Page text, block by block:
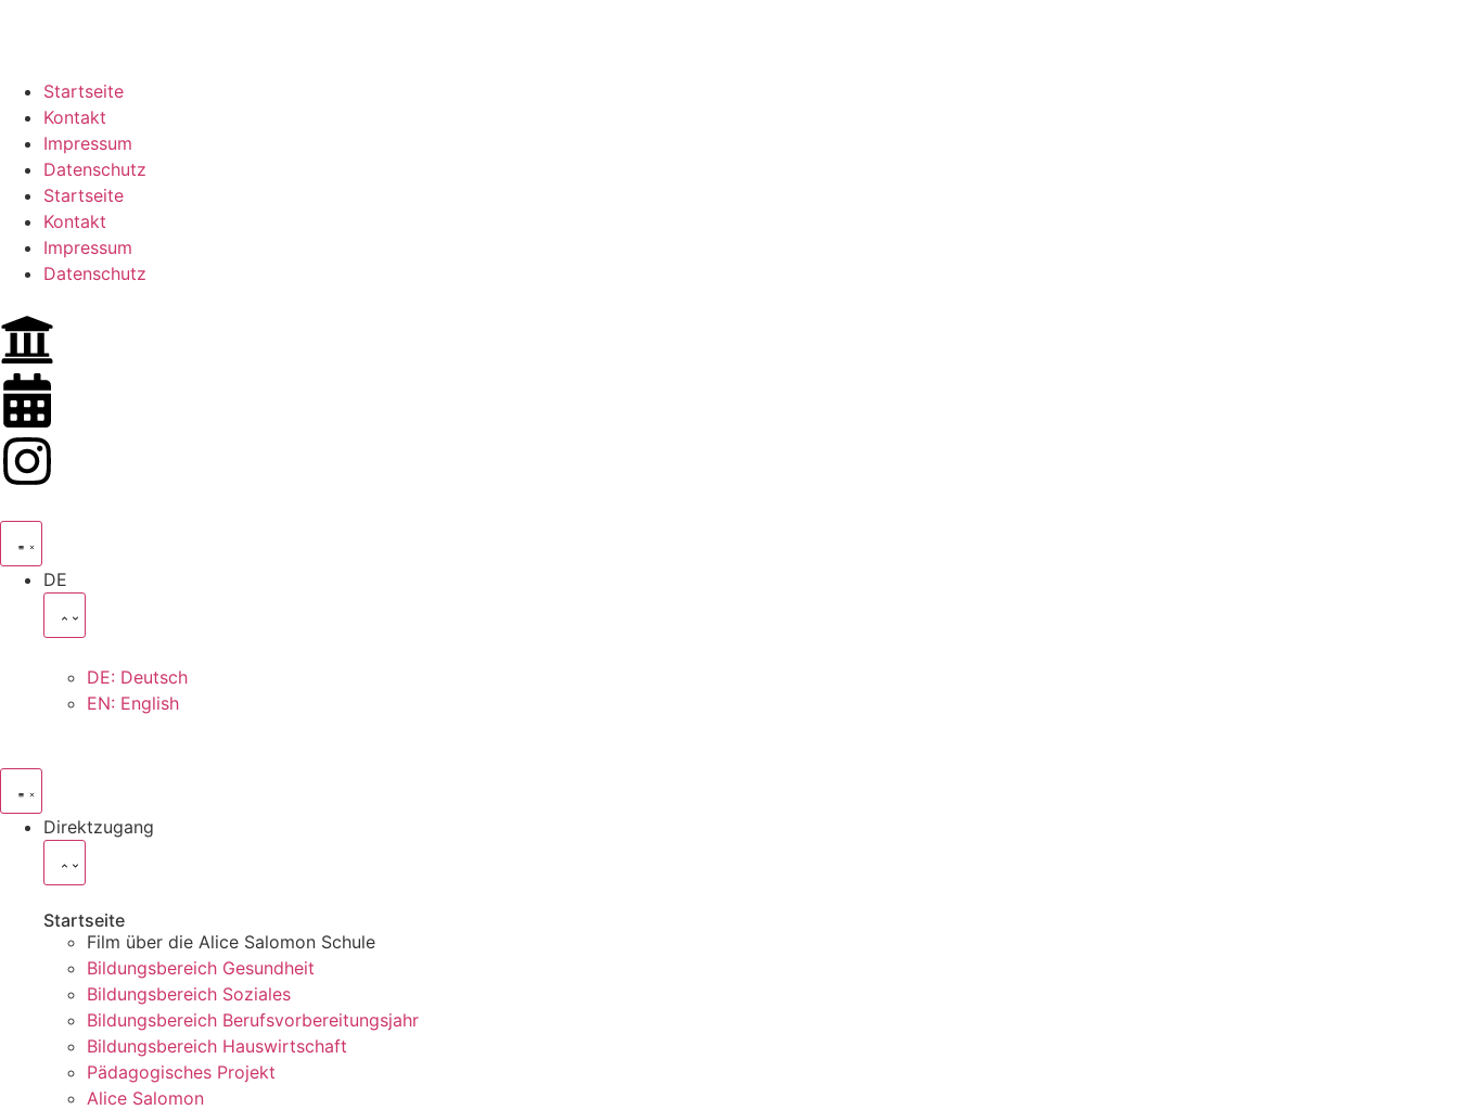
Startseite
Kontakt
Impressum
Datenschutz
Startseite
Kontakt
Impressum
Datenschutz
DE
DE: Deutsch
EN: English
Direktzugang
Startseite
Film über die Alice Salomon Schule
Bildungsbereich Gesundheit
Bildungsbereich Soziales
Bildungsbereich Berufsvorbereitungsjahr
Bildungsbereich Hauswirtschaft
Pädagogisches Projekt
Alice Salomon